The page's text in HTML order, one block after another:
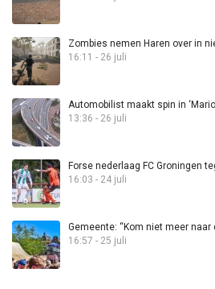
Zombies nemen Haren over in
16:11 - 26 juli
Automobilist maakt spin in
13:36 - 26 juli
Forse nederlaag FC Groningen
16:03 - 24 juli
Gemeente: “Kom niet meer naar
16:57 - 25 juli